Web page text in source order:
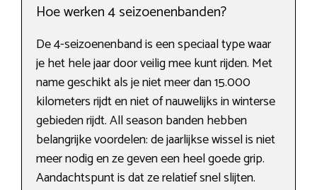
Hoe werken 4 seizoenenbanden?
De 4-seizoenenband is een speciaal type waar
je het hele jaar door veilig mee kunt rijden. Met
name geschikt als je niet meer dan 15.000
kilometers rijdt en niet of nauwelijks in winterse
gebieden rijdt. All season banden hebben
belangrijke voordelen: de jaarlijkse wissel is niet
meer nodig en ze geven een heel goede grip.
Aandachtspunt is dat ze relatief snel slijten.